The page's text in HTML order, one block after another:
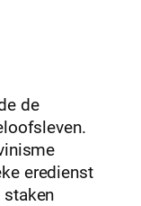
de
eredienst
staken